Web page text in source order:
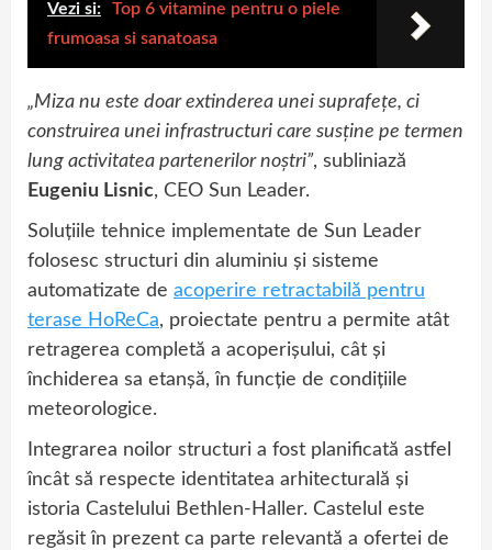
Vezi si:
Top 6 vitamine pentru o piele
frumoasa si sanatoasa
„Miza nu este doar extinderea unei suprafețe, ci
construirea unei infrastructuri care susține pe termen
lung activitatea partenerilor noștri”, subliniază
Eugeniu Lisnic, CEO Sun Leader.
Soluțiile tehnice implementate de Sun Leader
folosesc structuri din aluminiu și sisteme
automatizate de acoperire retractabilă pentru
terase HoReCa, proiectate pentru a permite atât
retragerea completă a acoperișului, cât și
închiderea sa etanșă, în funcție de condițiile
meteorologice.
Integrarea noilor structuri a fost planificată astfel
încât să respecte identitatea arhitecturală și
istoria Castelului Bethlen-Haller. Castelul este
regăsit în prezent ca parte relevantă a ofertei de